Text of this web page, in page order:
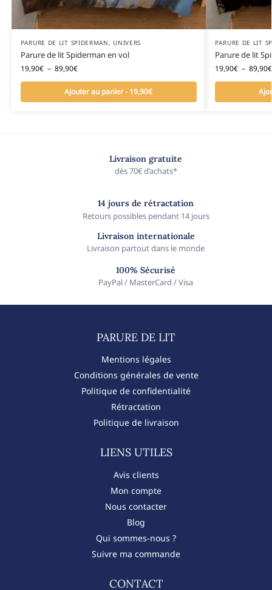
PARURE DE LIT SPIDERMAN , UNIVERS
Parure de lit Spiderman en vol
19,90€ – 89,90€
Ajouter au panier - 19,90€
PARURE DE LIT
Parure de lit
19,90€ – 89,90€
Livraison gratuite
dès 70€ d’achats*
14 jours de rétractation
Retours possibles pendant 14 jours
Livraison internationale
Livraison partout dans le monde
100% Sécurisé
PayPal / MasterCard / Visa
PARURE DE LIT​
Mentions légales
Conditions générales de vente
Politique de confidentialité
Rétractation
Politique de livraison
LIENS UTILES
Avis clients
Mon compte
Nous contacter
Blog
Qui sommes-nous ?
Suivre ma commande
CONTACT​